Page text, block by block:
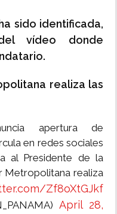
sido identificada,
vídeo donde
realiza las
apertura de
en redes sociales
al Presidente de la
Metropolitana realiza
Zf8oXtGJkf
April 28,